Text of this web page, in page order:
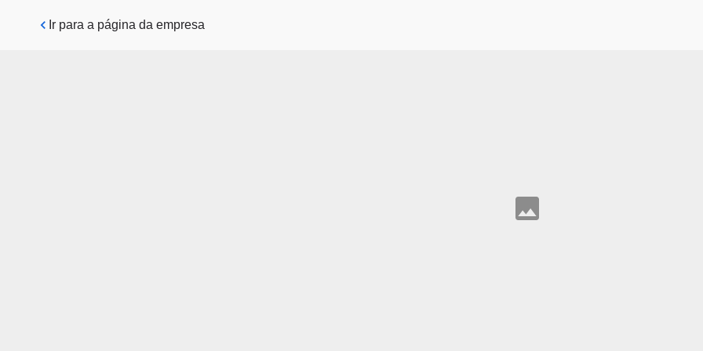
Pular para o conteúdo principal
Ir para a página da empresa